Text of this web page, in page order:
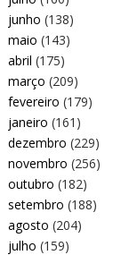
junho (138)
maio (143)
abril (175)
março (209)
fevereiro (179)
janeiro (161)
dezembro (229)
novembro (256)
outubro (182)
setembro (188)
agosto (204)
julho (159)